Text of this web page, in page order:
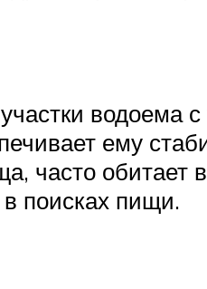
ему
часто
поисках пищи.